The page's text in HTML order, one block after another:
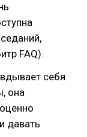
FAQ).
себя
она
давать